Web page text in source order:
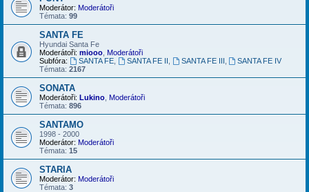
Moderátor: Moderátoři
Témata: 99
SANTA FE
Hyundai Santa Fe
Moderátoři: miooo Moderátoři
Subfóra:
SANTA FE, SANTA FE II SANTA FE III
SANTA FE IV
Témata: 2167
SONATA
Moderátoři: Lukino Moderátoři
Témata: 896
SANTAMO
1998 - 2000
Moderátor: Moderátoři
Témata: 15
STARIA
Moderátor: Moderátoři
Témata: 3